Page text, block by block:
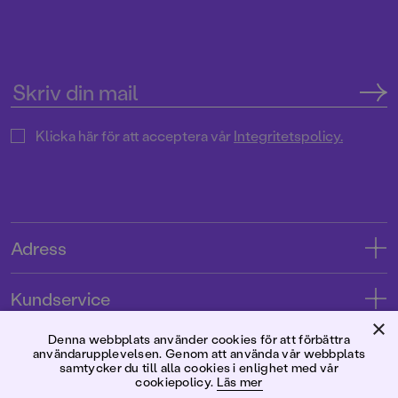
Klicka här för att acceptera vårIntegritetspolicy.
Adress
Tryckerigatan 4
Kundservice
Kontakta oss
Kundservice
Förlaget
×
Denna webbplats använder cookies för att förbättra
användarupplevelsen. Genom att använda vår webbplats
samtycker du till alla cookies i enlighet med vår
cookiepolicy. Läs mer